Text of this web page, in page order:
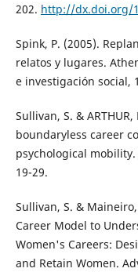
202. http://dx.doi.org/
Spink, P. (2005).
relatos y lugares.
e investigación social,
Sullivan, S. &
boundaryless career
psychological
19-29.
Sullivan, S. &
Career Model to
Women's Careers:
and Retain Women.